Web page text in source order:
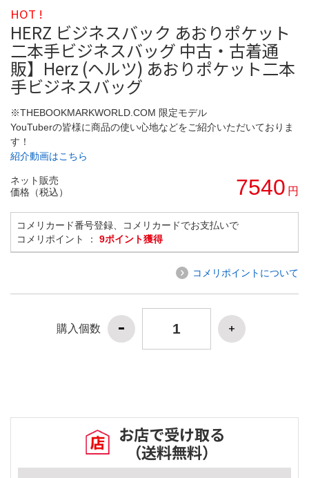
HOT !
HERZ ビジネスバック あおりポケット
二本手ビジネスバッグ 中古・古着通
販】Herz (ヘルツ) あおりポケット二本
手ビジネスバッグ
※THEBOOKMARKWORLD.COM 限定モデル
YouTuberの皆様に商品の使い心地などをご紹介いただいておりま
す！
紹介動画はこちら
ネット販売
価格（税込）
7540 円
コメリカード番号登録、コメリカードでお支払いで
コメリポイント ： 9ポイント獲得
コメリポイントについて
購入個数
お店で受け取る
（送料無料）